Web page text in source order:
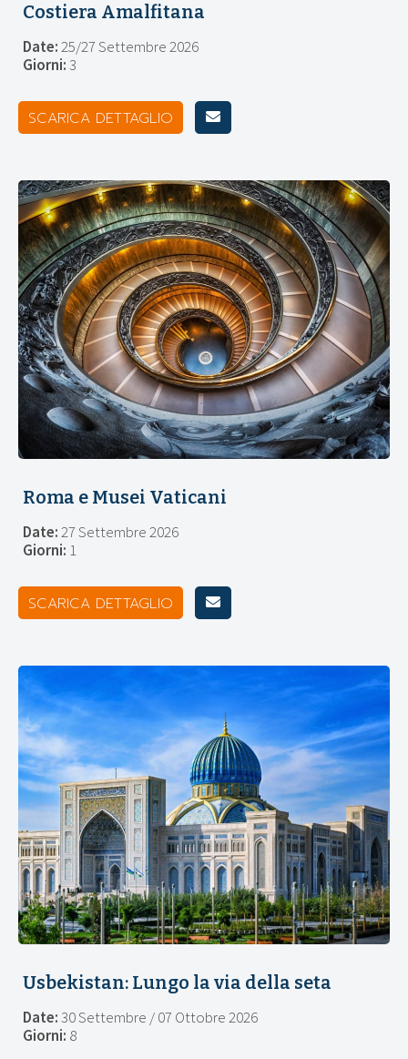
Costiera Amalfitana
Date:25/27 Settembre 2026
Giorni:3
SCARICA DETTAGLIO
Roma e Musei Vaticani
Date:27 Settembre 2026
Giorni: 1
SCARICA DETTAGLIO
Usbekistan: Lungo la via della seta
Date:30 Settembre / 07 Ottobre 2026
Giorni: 8